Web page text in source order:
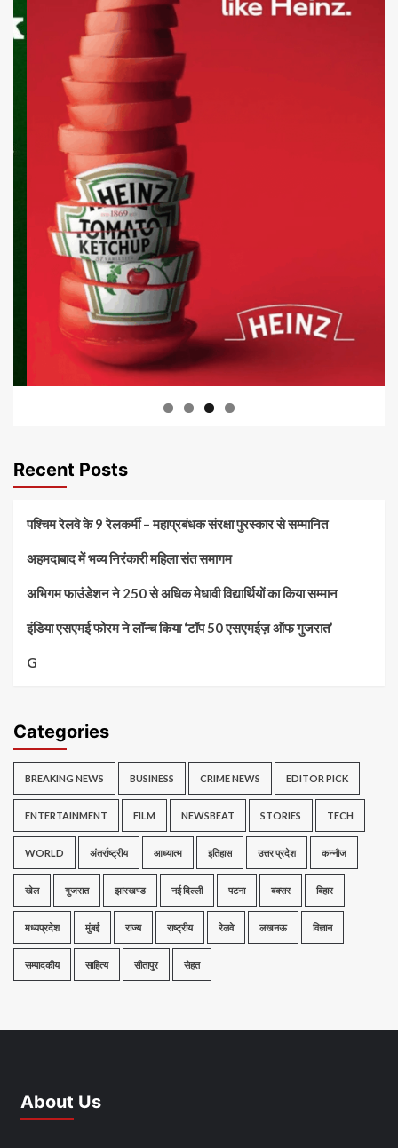
Recent Posts
पश्चिम रेलवे के 9 रेलकर्मी – महाप्रबंधक संरक्षा पुरस्कार से सम्मानित
अहमदाबाद में भव्य निरंकारी महिला संत समागम
अभिगम फाउंडेशन ने 250 से अधिक मेधावी विद्यार्थियों का किया सम्मान
इंडिया एसएमई फोरम ने लॉन्च किया ‘टॉप 50 एसएमईज़ ऑफ गुजरात’
G
Categories
BREAKING NEWS BUSINESS CRIME NEWS EDITOR PICK
ENTERTAINMENT FILM NEWSBEAT STORIES TECH
WORLD अंतर्राष्ट्रीय आध्यात्म इतिहास उत्तर प्रदेश कन्नौज
खेल गुजरात झारखण्ड नई दिल्ली पटना बक्सर बिहार
मध्यप्रदेश मुंबई राज्य राष्ट्रीय रेलवे लखनऊ विज्ञान
सम्पादकीय साहित्य सीतापुर सेहत
About Us